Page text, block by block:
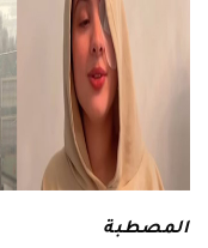
المصطبة